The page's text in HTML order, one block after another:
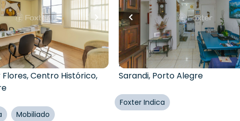
•1banheiro•
Comercial •
Uhr
Flores,Centro Histórico,
Mobiliado
15 % OFF
40m² 2 quartos•1banheiro•
Apartamento • Residencial
Alegre Sarandi
Avenida Francisco Silveira
Sarandi, Porto Alegre
Foxter Indica